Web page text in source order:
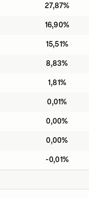
27,87%
16,90%
15,51%
8,83%
1,81%
0,01%
0,00%
0,00%
-0,01%